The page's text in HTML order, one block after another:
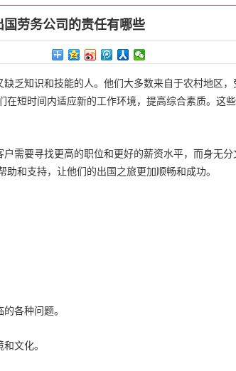
国劳务公司的责任有哪些
乏知识和技能的人。他们大多数来自于农村地区
在短时间内适应新的工作环境，提高综合素质。这
需要寻找更高的职位和更好的薪资水平，而身无
和支持，让他们的出国之旅更加顺畅和成功。
各种问题。
文化。